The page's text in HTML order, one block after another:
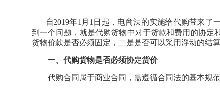
自2019年1月1日起，电商法的实施给代购带来
到一个问题，就是代购货物中对于货款和费用的协定
货物价款是否必须固定，二是是否可以采用浮动的结
一、代购货物是否必须协定货价
代购合同属于商业合同，需遵循合同法的基本规